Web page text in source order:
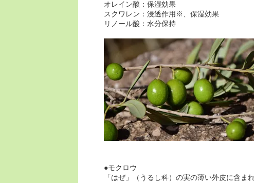
オレイン酸：保湿効果
スクワレン：浸透作用※、保湿効果
リノール酸：水分保持
●モクロウ
「はぜ」（うるし科）の実の薄い外皮に含